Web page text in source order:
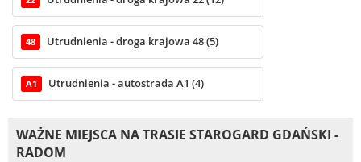
48 Utrudnienia - droga krajowa 48 (5)
A1 Utrudnienia - autostrada A1 (4)
WAŻNE MIEJSCA NA TRASIE STAROGARD GDAŃSKI -
RADOM